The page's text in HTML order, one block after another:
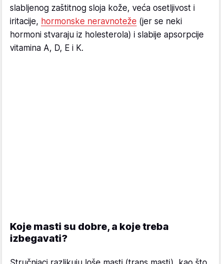
slabljenog zaštitnog sloja kože, veća osetljivost i
iritacije, hormonske neravnoteže (jer se neki
hormoni stvaraju iz holesterola) i slabije apsorpcije
vitamina A, D, E i K.
Koje masti su dobre, a koje treba
izbegavati?